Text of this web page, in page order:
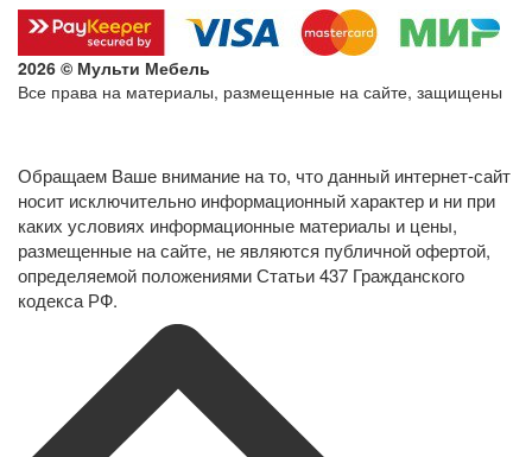
2026 © Мульти Мебель
Все права на материалы, размещенные на сайте, защищены
Обращаем Ваше внимание на то, что данный интернет-сайт
носит исключительно информационный характер и ни при
каких условиях информационные материалы и цены,
размещенные на сайте, не являются публичной офертой,
определяемой положениями Статьи 437 Гражданского
кодекса РФ.